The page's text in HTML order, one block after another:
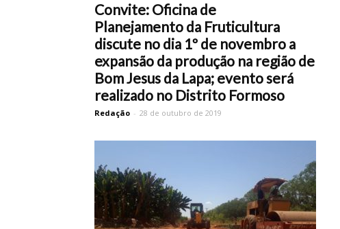
Convite: Oficina de
Planejamento da Fruticultura
discute no dia 1º de novembro a
expansão da produção na região de
Bom Jesus da Lapa; evento será
realizado no Distrito Formoso
Redação - 28 de outubro de 2019